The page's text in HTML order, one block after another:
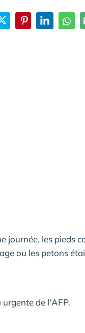
journée, les pieds
ou les petons
urgente de l'AFP.